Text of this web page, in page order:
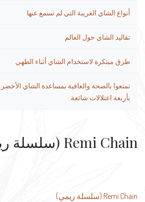
أنواع الشاي الغريبة التي لم تسمع عنها
تقاليد الشاي حول العالم
طرق مبتكرة لاستخدام الشاي أثناء الطهي
تمتعوا بالصحة والعافية بمساعدة الشاي
بأربعة اعتلالات شائعة.
Remi Chain (سلسلة ريمي)
تصفّح
Remi Chain (سلسلة ريمي)